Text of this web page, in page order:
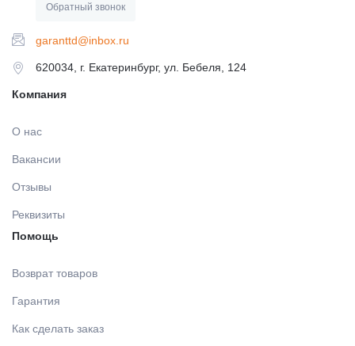
Обратный звонок
garanttd@inbox.ru
620034, г. Екатеринбург, ул. Бебеля, 124
Компания
О нас
Вакансии
Отзывы
Реквизиты
Помощь
Возврат товаров
Гарантия
Как сделать заказ